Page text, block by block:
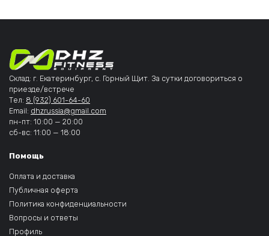
Склад: г. Екатеринбург, с. Горный Щит. За сутки договориться о
приезде/встрече
Тел: 8 (932) 601-64-60
Email: dhzrussia@gmail.com
пн-пт: 10:00 — 20:00
сб-вс: 11:00 — 18:00
Помощь
Оплата и доставка
Публичная оферта
Политика конфиденциальности
Вопросы и ответы
Профиль